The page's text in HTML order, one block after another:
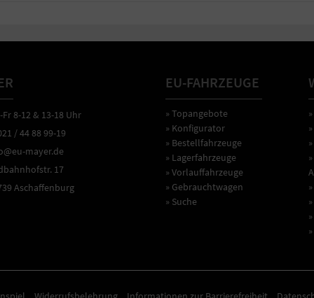
8-12 & 13-18 Uhr
/ 44 88 99-19
mayer.de
17
Aschaffenburg
EU-FAHRZEUGE
» Topangebote
» Konfigurator
» Bestellfahrzeuge
» Lagerfahrzeuge
» Vorlauffahrzeuge
» Gebrauchtwagen
» Suche